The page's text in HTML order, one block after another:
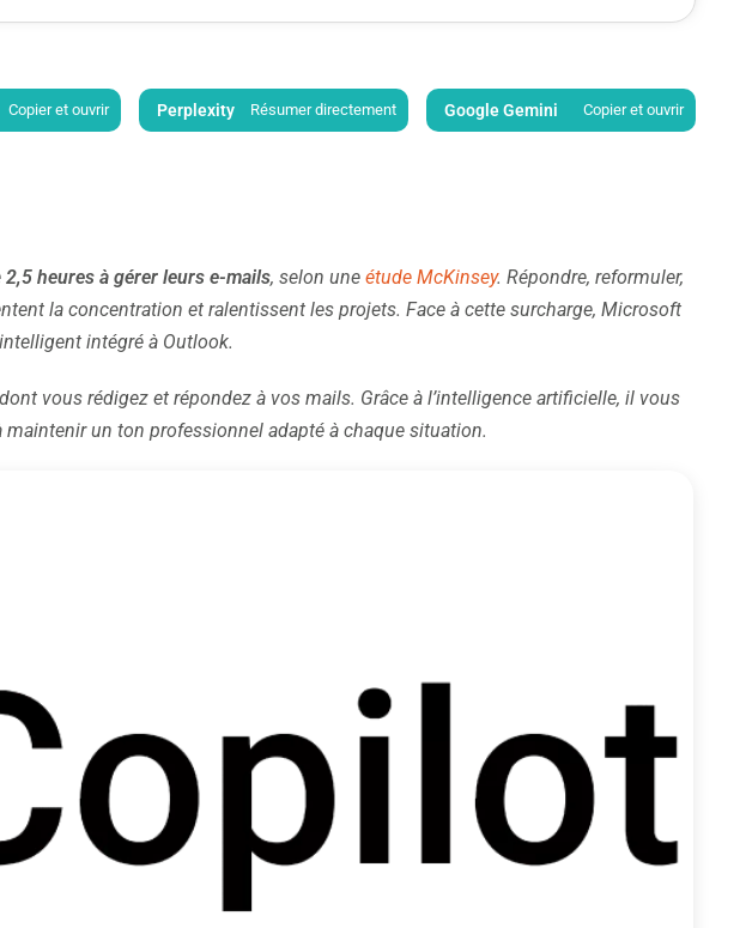
Copier et ouvrir Perplexity Résumer directement Google Gemini Copier et ouvrir
2,5 heures à gérer leurs e-mails, selon une étude McKinsey. Répondre, reformuler,
la concentration et ralentissent les projets. Face à cette surcharge, Microsoft
intégré à Outlook.
vous rédigez et répondez à vos mails. Grâce à l’intelligence artificielle, il vous
un ton professionnel adapté à chaque situation.